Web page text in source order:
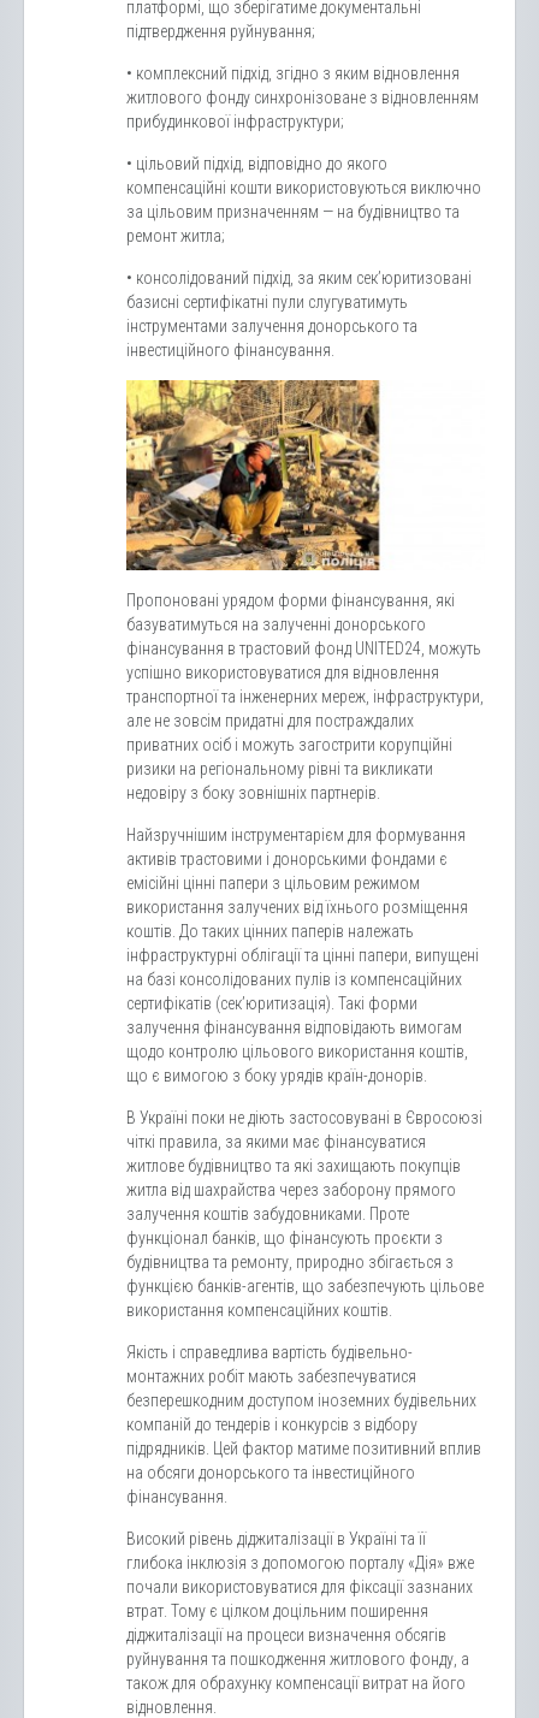
платформі, що зберігатиме документальні
підтвердження руйнування;
• комплексний підхід, згідно з яким відновлення
житлового фонду синхронізоване з відновленням
прибудинкової інфраструктури;
• цільовий підхід, відповідно до якого
компенсаційні кошти використовуються виключно
за цільовим призначенням — на будівництво та
ремонт житла;
• консолідований підхід, за яким сек’юритизовані
базисні сертифікатні пули слугуватимуть
інструментами залучення донорського та
інвестиційного фінансування.
Пропоновані урядом форми фінансування, які
базуватимуться на залученні донорського
фінансування в трастовий фонд UNITED24, можуть
успішно використовуватися для відновлення
транспортної та інженерних мереж, інфраструктури,
але не зовсім придатні для постраждалих
приватних осіб і можуть загострити корупційні
ризики на регіональному рівні та викликати
недовіру з боку зовнішніх партнерів.
Найзручнішим інструментарієм для формування
активів трастовими і донорськими фондами є
емісійні цінні папери з цільовим режимом
використання залучених від їхнього розміщення
коштів. До таких цінних паперів належать
інфраструктурні облігації та цінні папери, випущені
на базі консолідованих пулів із компенсаційних
сертифікатів (сек’юритизація). Такі форми
залучення фінансування відповідають вимогам
щодо контролю цільового використання коштів,
що є вимогою з боку урядів країн-донорів.
В Україні поки не діють застосовувані в Євросоюзі
чіткі правила, за якими має фінансуватися
житлове будівництво та які захищають покупців
житла від шахрайства через заборону прямого
залучення коштів забудовниками. Проте
функціонал банків, що фінансують проєкти з
будівництва та ремонту, природно збігається з
функцією банків-агентів, що забезпечують цільове
використання компенсаційних коштів.
Якість і справедлива вартість будівельно-
монтажних робіт мають забезпечуватися
безперешкодним доступом іноземних будівельних
компаній до тендерів і конкурсів з відбору
підрядників. Цей фактор матиме позитивний вплив
на обсяги донорського та інвестиційного
фінансування.
Високий рівень діджиталізації в Україні та її
глибока інклюзія з допомогою порталу «Дія» вже
почали використовуватися для фіксації зазнаних
втрат. Тому є цілком доцільним поширення
діджиталізації на процеси визначення обсягів
руйнування та пошкодження житлового фонду, а
також для обрахунку компенсації витрат на його
відновлення.